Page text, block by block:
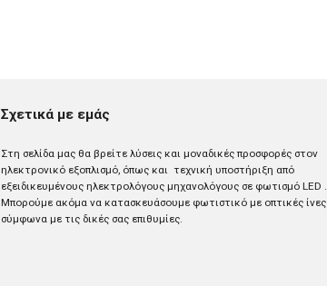
Σχετικά με εμάς
Στη σελίδα μας θα βρείτε λύσεις και μοναδικές προσφορές στον
ηλεκτρονικό εξοπλισμό, όπως και τεχνική υποστήριξη από
εξειδικευμένους ηλεκτρολόγους μηχανολόγους σε φωτισμό LED .
Mπορούμε ακόμα να κατασκευάσουμε φωτιστικό με οπτικές ίνες
σύμφωνα με τις δικές σας επιθυμίες.